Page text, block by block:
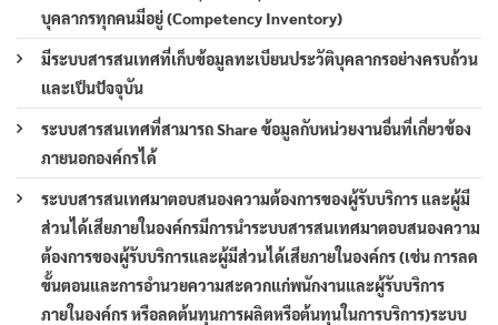
บุคลากรทุกคนมีอยู่ (Competency Inventory)
มีระบบสารสนเทศที่เก็บข้อมูลทะเบียนประวัติบุคลากรอย่างครบถ้วน
และเป็นปัจจุบัน
ระบบสารสนเทศที่สามารถ Share ข้อมูลกับหน่วยงานอื่นที่เกี่ยวข้อง
ภายนอกองค์กรได้
ระบบสารสนเทศมาตอบสนองความต้องการของผู้รับบริการ และผู้มี
ส่วนได้เสียภายในองค์กรมีการนำระบบสารสนเทศมาตอบสนองความ
ต้องการของผู้รับบริการและผู้มีส่วนได้เสียภายในองค์กร (เช่น การลด
ขั้นตอนและการอำนวยความสะดวกแก่พนักงานและผู้รับบริการ
ภายในองค์กร หรือลดต้นทุนการผลิตหรือต้นทุนในการบริการ)ระบบ